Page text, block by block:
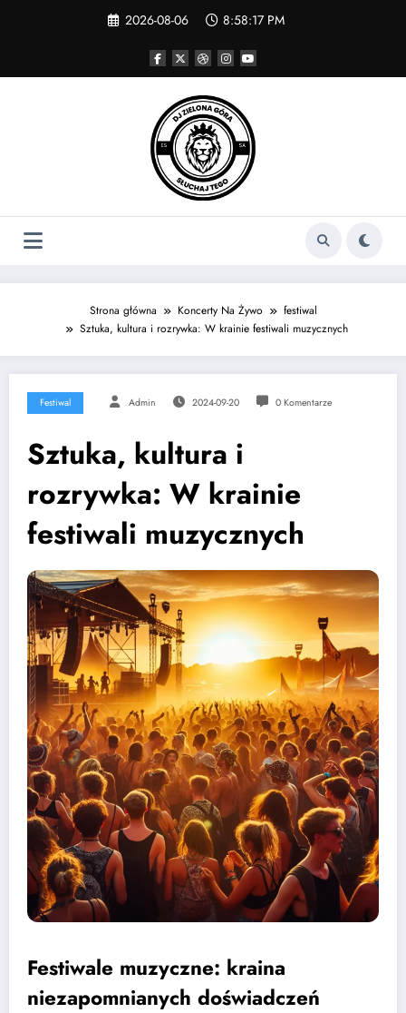
2026-08-06 8:58:17 PM
Strona główna Koncerty Na Żywo
festiwal
Sztuka, kultura i rozrywka: W krainie festiwali muzycznych
Festiwal Admin 2024-09-20 0 Komentarze
Sztuka, kultura i
rozrywka: W krainie
festiwali muzycznych
Festiwale muzyczne: kraina
niezapomnianych doświadczeń